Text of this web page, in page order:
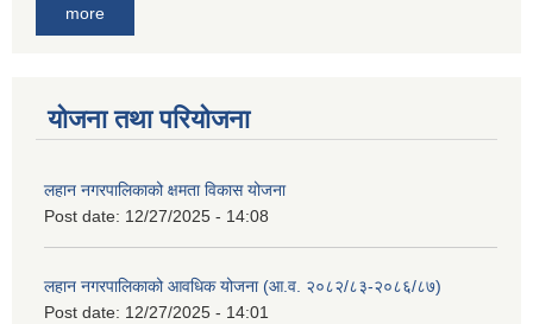
more
योजना तथा परियोजना
लहान नगरपालिकाको क्षमता विकास योजना
Post date: 12/27/2025 - 14:08
लहान नगरपालिकाको आवधिक योजना (आ.व. २०८२/८३-२०८६/८७)
Post date: 12/27/2025 - 14:01